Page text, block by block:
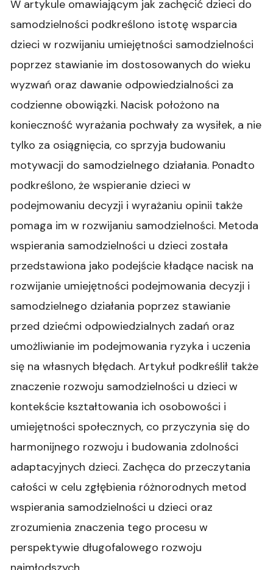
W artykule omawiającym jak zachęcić dzieci do
samodzielności podkreślono istotę wsparcia
dzieci w rozwijaniu umiejętności samodzielności
poprzez stawianie im dostosowanych do wieku
wyzwań oraz dawanie odpowiedzialności za
codzienne obowiązki. Nacisk położono na
konieczność wyrażania pochwały za wysiłek, a nie
tylko za osiągnięcia, co sprzyja budowaniu
motywacji do samodzielnego działania. Ponadto
podkreślono, że wspieranie dzieci w
podejmowaniu decyzji i wyrażaniu opinii także
pomaga im w rozwijaniu samodzielności. Metoda
wspierania samodzielności u dzieci została
przedstawiona jako podejście kładące nacisk na
rozwijanie umiejętności podejmowania decyzji i
samodzielnego działania poprzez stawianie
przed dziećmi odpowiedzialnych zadań oraz
umożliwianie im podejmowania ryzyka i uczenia
się na własnych błędach. Artykuł podkreślił także
znaczenie rozwoju samodzielności u dzieci w
kontekście kształtowania ich osobowości i
umiejętności społecznych, co przyczynia się do
harmonijnego rozwoju i budowania zdolności
adaptacyjnych dzieci. Zachęca do przeczytania
całości w celu zgłębienia różnorodnych metod
wspierania samodzielności u dzieci oraz
zrozumienia znaczenia tego procesu w
perspektywie długofalowego rozwoju